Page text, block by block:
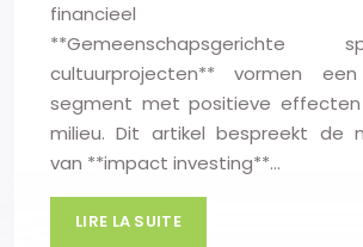
financieel
cultuurprojecten** vormen een
segment met positieve
milieu. Dit artikel bespreekt de
van **impact investing**…
LIRE LA SUITE